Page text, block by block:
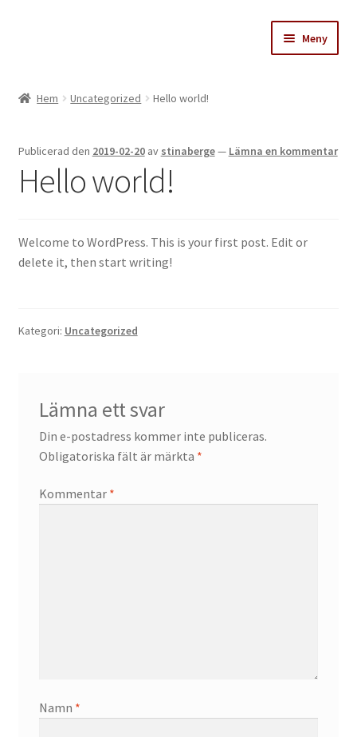
Meny
Hem Uncategorized Hello world!
Publicerad den 2019-02-20 av stinaberge— Lämna en kommentar
Hello world!
Welcome to WordPress. This is your first post. Edit or
delete it, then start writing!
Kategori: Uncategorized
Lämna ett svar
Din e-postadress kommer inte publiceras.
Obligatoriska fält är märkta *
Kommentar *
Namn *